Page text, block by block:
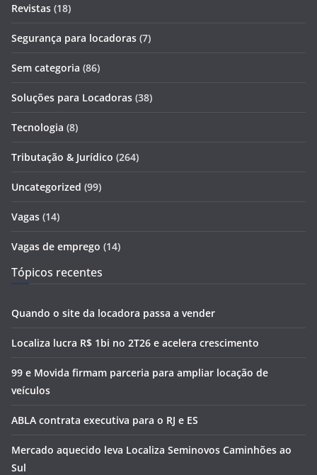
Revistas (18)
Segurança para locadoras (7)
Sem categoria (86)
Soluções para Locadoras (38)
Tecnologia (8)
Tributação & Jurídico (264)
Uncategorized (99)
Vagas (14)
Vagas de emprego (14)
Tópicos recentes
Quando o site da locadora passa a vender
Localiza lucra R$ 1bi no 2T26 e acelera crescimento
99 e Movida firmam parceria para ampliar locação de
veículos
ABLA contrata executiva para o RJ e ES
Mercado aquecido leva Localiza Seminovos Caminhões ao
Sul